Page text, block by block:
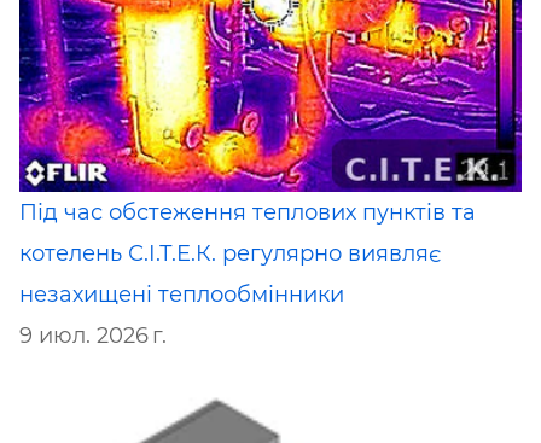
Під час обстеження теплових пунктів та
котелень С.І.Т.Е.К. регулярно виявляє
незахищені теплообмінники
9 июл. 2026 г.